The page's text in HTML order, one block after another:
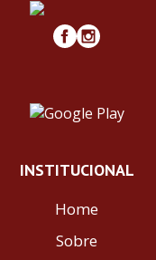
INSTITUCIONAL
Home
Sobre